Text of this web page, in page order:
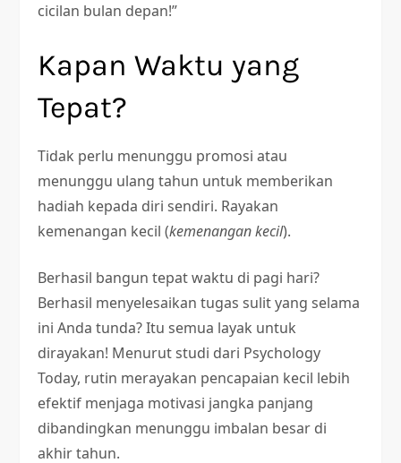
cicilan bulan depan!”
Kapan Waktu yang
Tepat?
Tidak perlu menunggu promosi atau
menunggu ulang tahun untuk memberikan
hadiah kepada diri sendiri. Rayakan
kemenangan kecil (kemenangan kecil).
Berhasil bangun tepat waktu di pagi hari?
Berhasil menyelesaikan tugas sulit yang selama
ini Anda tunda? Itu semua layak untuk
dirayakan! Menurut studi dari Psychology
Today, rutin merayakan pencapaian kecil lebih
efektif menjaga motivasi jangka panjang
dibandingkan menunggu imbalan besar di
akhir tahun.